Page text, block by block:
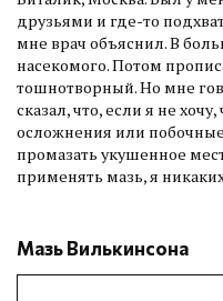
друзьями и где-то
мне врач объяснил. В
насекомого. Потом
тошнотворный. Но мне
сказал, что, если я не
осложнения или
промазать укушенное
применять мазь, я
Мазь Вилькинсона